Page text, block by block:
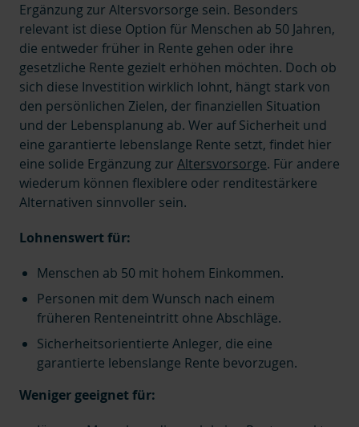
Ergänzung zur Altersvorsorge sein. Besonders
relevant ist diese Option für Menschen ab 50 Jahren,
die entweder früher in Rente gehen oder ihre
gesetzliche Rente gezielt erhöhen möchten. Doch ob
sich diese Investition wirklich lohnt, hängt stark von
den persönlichen Zielen, der finanziellen Situation
und der Lebensplanung ab. Wer auf Sicherheit und
eine garantierte lebenslange Rente setzt, findet hier
eine solide Ergänzung zur Altersvorsorge. Für andere
wiederum können flexiblere oder renditestärkere
Alternativen sinnvoller sein.
Lohnenswert für:
Menschen ab 50 mit hohem Einkommen.
Personen mit dem Wunsch nach einem
früheren Renteneintritt ohne Abschläge.
Sicherheitsorientierte Anleger, die eine
garantierte lebenslange Rente bevorzugen.
Weniger geeignet für: